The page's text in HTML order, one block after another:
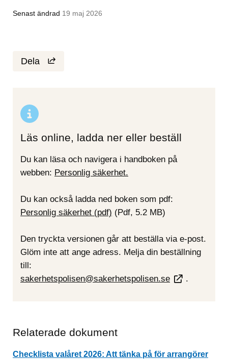
Senast ändrad 19 maj 2026
Dela
Läs online, ladda ner eller beställ
Du kan läsa och navigera i handboken på
webben: Personlig säkerhet.
Du kan också ladda ned boken som pdf:
Personlig säkerhet (pdf) Pdf, 5.2 MB.
(Pdf, 5.2 MB)
Den tryckta versionen går att beställa via e-post.
Glöm inte att ange adress. Melja din beställning
till:
sakerhetspolisen@sakerhetspolisen.se
.
Relaterade dokument
Checklista valåret 2026: Att tänka på för arrangörer